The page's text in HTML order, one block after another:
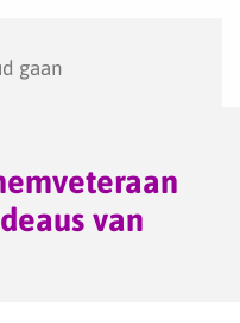
gaan
van